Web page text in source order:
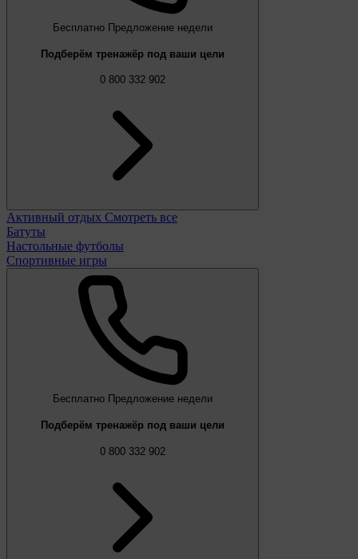
Бесплатно Предложение недели
Подберём тренажёр под ваши цели
0 800 332 902
Активный отдых Смотреть все
Батуты
Настольные футболы
Спортивные игры
Бесплатно Предложение недели
Подберём тренажёр под ваши цели
0 800 332 902